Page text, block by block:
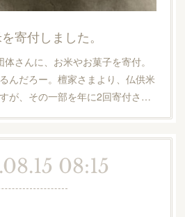
寄付しました。
さんに、お米やお菓子を寄付。
んだろー。檀家さまより、仏供米
が、その一部を年に2回寄付さ…
08:15